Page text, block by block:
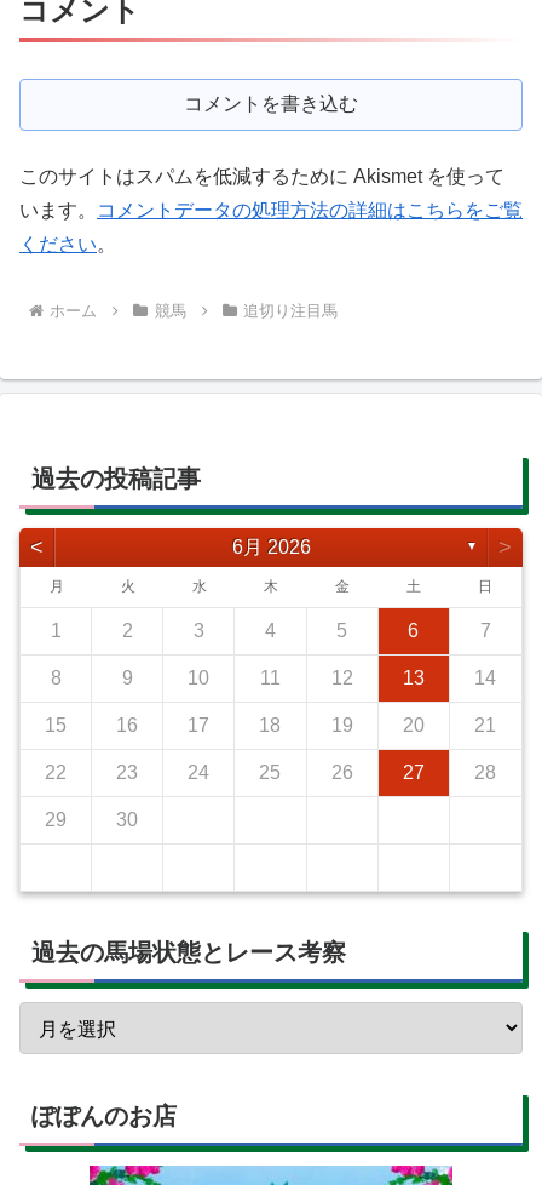
コメント
コメントを書き込む
このサイトはスパムを低減するために Akismet を使って
います。
コメントデータの処理方法の詳細はこちらをご覧
ください。
ホーム 競馬 追切り注目馬
過去の投稿記事
< 6月 2026 ▼ >
月 火 水 木 金 土 日
1 2 3 4 5 6 7
8 9 10 11 12 13 14
15 16 17 18 19 20 21
22 23 24 25 26 27 28
29 30
過去の馬場状態とレース考察
ぽぽんのお店